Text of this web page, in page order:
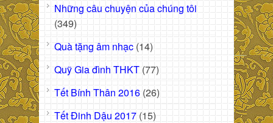
Những câu chuyện của chúng tôi
(349)
Quà tặng âm nhạc (14)
Quỹ Gia đình THKT (77)
Tết Bính Thân 2016 (26)
Tết Đinh Dậu 2017 (15)